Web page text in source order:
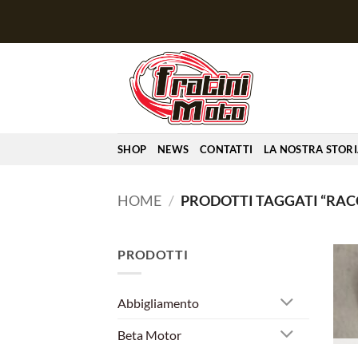
SHOP NEWS CONTATTI LA NOSTRA
HOME / PRODOTTI TAGGATI
PRODOTTI
Abbigliamento
Beta Motor